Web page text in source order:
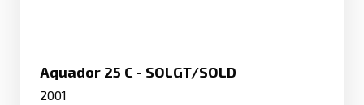
Aquador 25 C - SOLGT/SOLD
2001